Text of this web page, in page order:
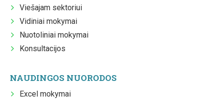
Viešajam sektoriui
Vidiniai mokymai
Nuotoliniai mokymai
Konsultacijos
NAUDINGOS NUORODOS
Excel mokymai